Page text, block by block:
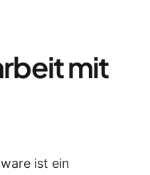
mit
ist ein